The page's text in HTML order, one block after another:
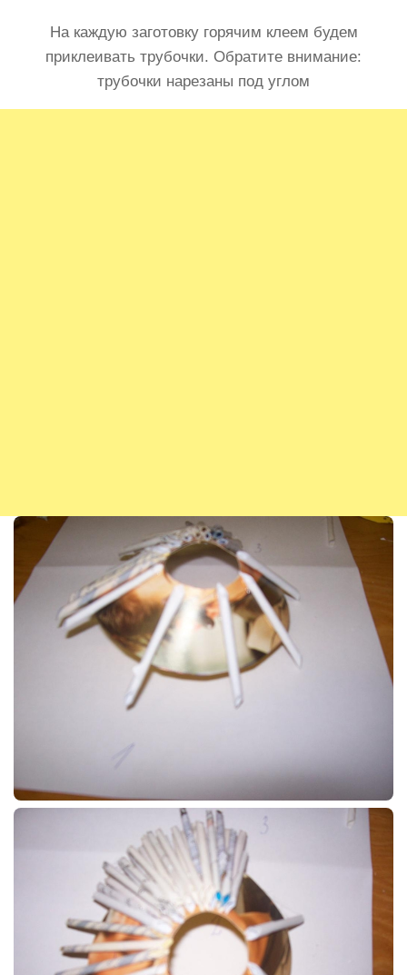
На каждую заготовку горячим клеем будем
приклеивать трубочки. Обратите внимание:
трубочки нарезаны под углом